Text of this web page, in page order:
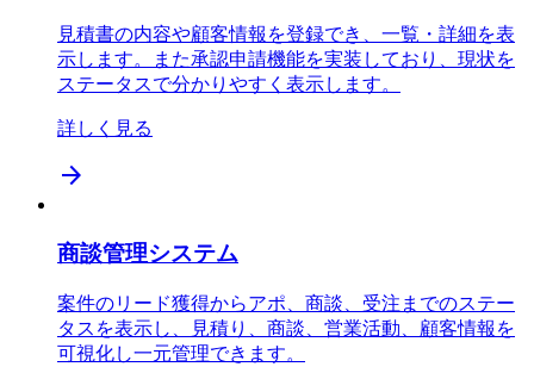
見積書の内容や顧客情報を登録でき、一覧・詳細を表
示します。また承認申請機能を実装しており、現状を
ステータスで分かりやすく表示します。
詳しく見る
arrow_forward
商談管理システム
案件のリード獲得からアポ、商談、受注までのステー
タスを表示し、見積り、商談、営業活動、顧客情報を
可視化し一元管理できます。